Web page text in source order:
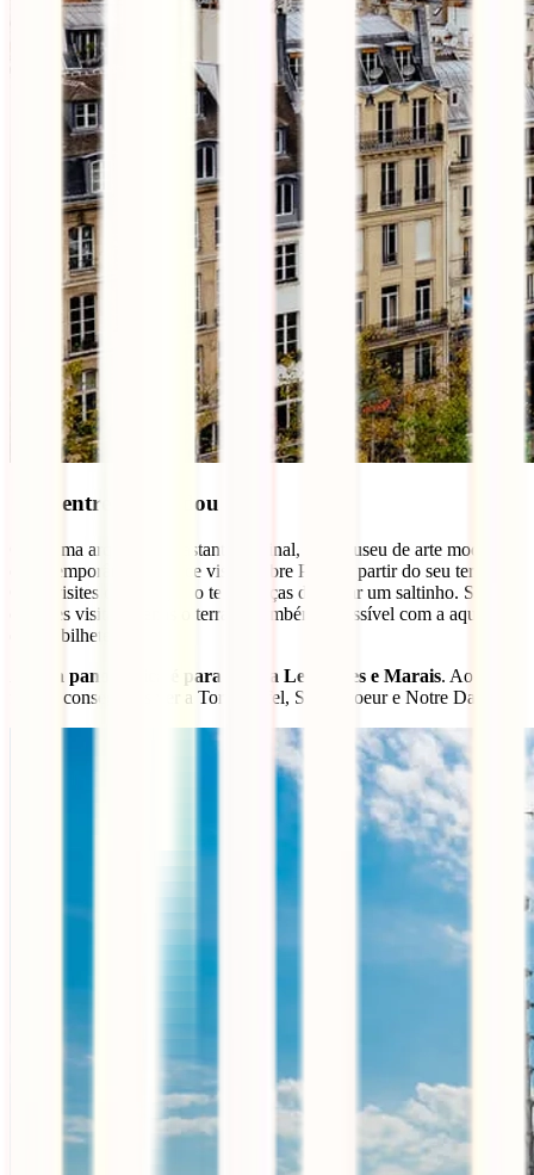
7 – Centre Pompidou
Com uma arquitetura bastante original, este museu de arte moderna
e contemporânea, oferece vistas sobre Paris, a partir do seu terraço.
Caso visites o museu, não te esqueças de lá dar um saltinho. Se
quiseres visitar apenas o terraço, também é possível com a aquisição
de um bilhete.
vista panorâmica é para a zona Les Halles e Marais. Ao
fundo, conseguirás ver a Torre Eiffel, Sacre Coeur e Notre Dame.